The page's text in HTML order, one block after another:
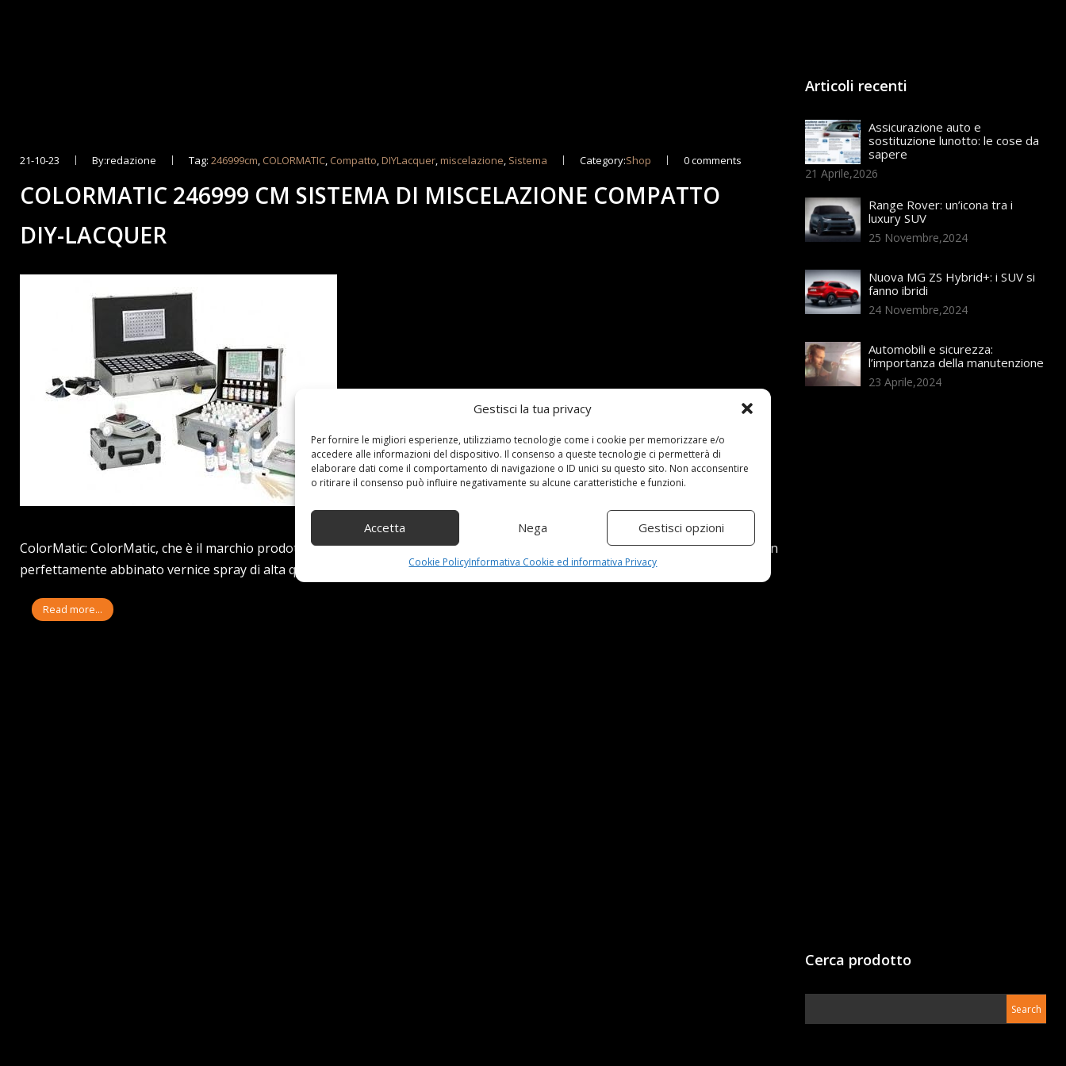
Gestisci la tua privacy
Per fornire le migliori esperienze, utilizziamo tecnologie come i cookie per memorizzare e/o
accedere alle informazioni del dispositivo. Il consenso a queste tecnologie ci permetterà di
elaborare dati come il comportamento di navigazione o ID unici su questo sito. Non acconsentire
o ritirare il consenso può influire negativamente su alcune caratteristiche e funzioni.
Accetta Nega Gestisci opzioni
Cookie PolicyInformativa Cookie ed informativa Privacy
21-10-23 By:redazione Tag:246999cm, COLORMATIC, Compatto,DIYLacquer,miscelazione, Sistema Category:Shop 0 comments
COLORMATIC 246999 CM SISTEMA DI MISCELAZIONE COMPATTO
DIY-LACQUER
ColorMatic: ColorMatic, che è il marchio prodotto da professionisti per i professionistiIl sistema completo Spray pittura offre un
perfettamente abbinato vernice spray di alta qualità. Prezzo: [price_with_discount](alla data del [price_update_date] - Dettagli)
Read more...
Articoli recenti
Assicurazione auto e
sostituzione lunotto: le cose da
sapere
21 Aprile,2026
Range Rover: un’icona tra i
luxury SUV
25 Novembre,2024
Nuova MG ZS Hybrid+: i SUV si
fanno ibridi
24 Novembre,2024
Automobili e sicurezza:
l’importanza della manutenzione
23 Aprile,2024
Cerca prodotto